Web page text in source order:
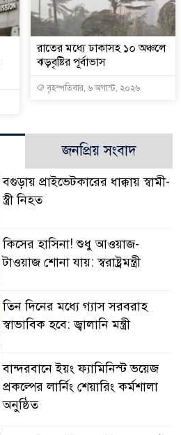
রাতের মধ্যে ঢাকাসহ ১০ অঞ্চলে
ঝড়বৃষ্টির পূর্বাভাস
বৃহস্পতিবার, ৬ অগাস্ট, ২০২৬
জনপ্রিয় সংবাদ
বগুড়ায় প্রাইভেটকারের ধাক্কায় স্বামী-
স্ত্রী নিহত
কিসের হাসিনা! শুধু আওয়াজ-
টাওয়াজ শোনা যায়: স্বরাষ্ট্রমন্ত্রী
তিন দিনের মধ্যে গ্যাস সরবরাহ
স্বাভাবিক হবে: জ্বালানি মন্ত্রী
বান্দরবানে ইয়ং ফ্যামিনিস্ট ভয়েজ
প্রকল্পের লার্নিং শেয়ারিং কর্মশালা
অনুষ্ঠিত